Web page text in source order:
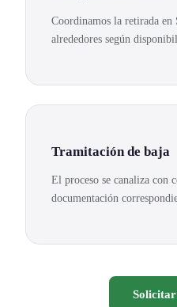
Coordinamos la retirada en
alrededores según
Tramitación de baja
El proceso se canaliza con
documentación